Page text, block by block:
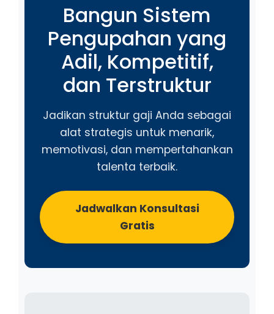
Bangun Sistem
Pengupahan yang
Adil, Kompetitif,
dan Terstruktur
Jadikan struktur gaji Anda sebagai
alat strategis untuk menarik,
memotivasi, dan mempertahankan
talenta terbaik.
Jadwalkan Konsultasi
Gratis